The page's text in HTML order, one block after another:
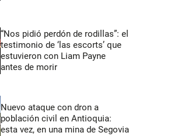
“Nos pidió perdón de rodillas”: el
testimonio de ‘las escorts’ que
estuvieron con Liam Payne
antes de morir
Nuevo ataque con dron a
población civil en Antioquia:
esta vez, en una mina de Segovia